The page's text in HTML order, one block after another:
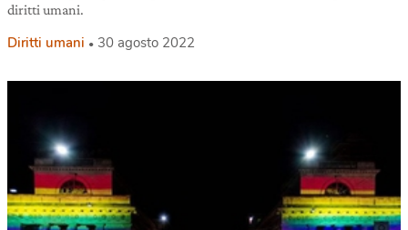
diritti umani.
Diritti umani 30 agosto 2022